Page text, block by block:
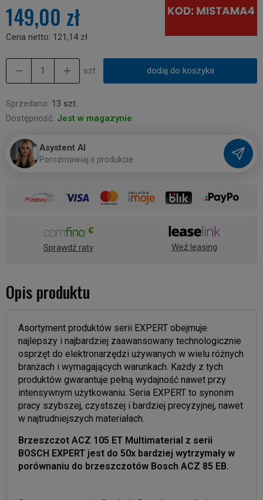
149,00 zł
Cena netto: 121,14 zł
szt. dodaj do koszyka
Sprzedano: 13 szt.
Dostępność: Jest w magazynie
Asystent AI
Porozmawiaj o produkcie
Sprawdź raty Weź leasing
Opis produktu
Asortyment produktów serii EXPERT obejmuje
najlepszy i najbardziej zaawansowany technologicznie
osprzęt do elektronarzędzi używanych w wielu różnych
branżach i wymagających warunkach. Każdy z tych
produktów gwarantuje pełną wydajność nawet przy
intensywnym użytkowaniu. Seria EXPERT to synonim
pracy szybszej, czystszej i bardziej precyzyjnej, nawet
w najtrudniejszych materiałach.
Brzeszczot ACZ 105 ET Multimaterial z serii
BOSCH EXPERT jest do 50x bardziej wytrzymały w
porównaniu do brzeszczotów Bosch ACZ 85 EB.